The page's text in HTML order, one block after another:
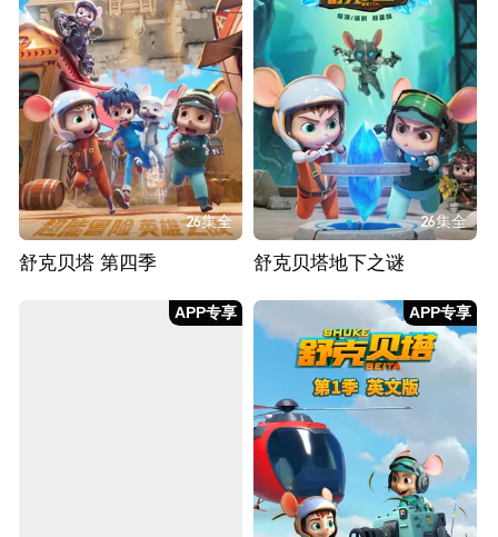
26集全
舒克贝塔 第四季
26集全
舒克贝塔地下之谜
APP专享 APP专享